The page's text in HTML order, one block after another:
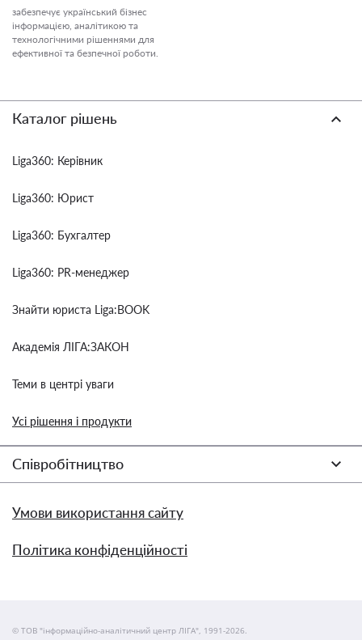
забезпечує український бізнес
інформацією, аналітикою та
технологічними рішеннями для
ефективної та безпечної роботи.
Каталог рішень
Liga360: Керівник
Liga360: Юрист
Liga360: Бухгалтер
Liga360: PR-менеджер
Знайти юриста Liga:BOOK
Академія ЛІГА:ЗАКОН
Теми в центрі уваги
Усі рішення і продукти
Співробітництво
Умови використання сайту
Політика конфіденційності
© ТОВ "інформаційно-аналітичний центр ЛІГА", 1991-2026.